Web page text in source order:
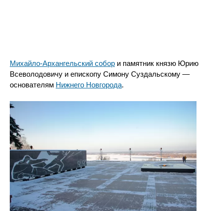
Михайло-Архангельский собор и памятник князю Юрию
Всеволодовичу и епископу Симону Суздальскому —
основателям Нижнего Новгорода.